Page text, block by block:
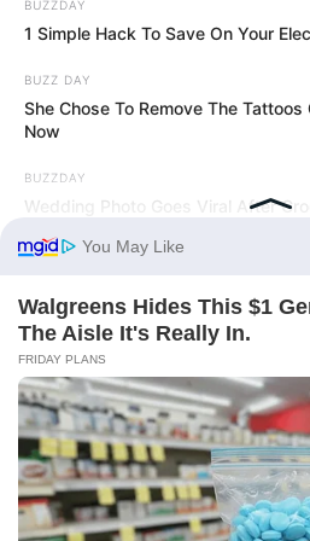
Információ
Adatvédelmi irányelvek
Általános Szerződési Feltételek
Rólunk
Test Page
Copyright © 2026
Powered byWordPressand
BUZZDAY
1 Simple Hack To Save On Your
BUZZ DAY
She Chose To Remove The
Now
BUZZDAY
Wedding Photo Goes Viral After
BUZZ DAY